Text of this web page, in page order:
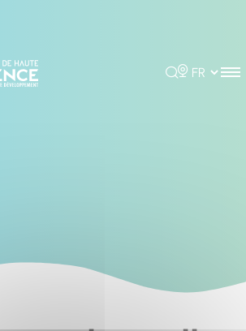
Rechercher
Choisir la